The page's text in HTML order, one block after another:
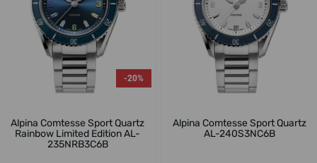
-20%
Alpina Comtesse Sport Quartz
Rainbow Limited Edition AL-
235NRB3C6B
Alpina Comtesse Sport Quartz
AL-240S3NC6B